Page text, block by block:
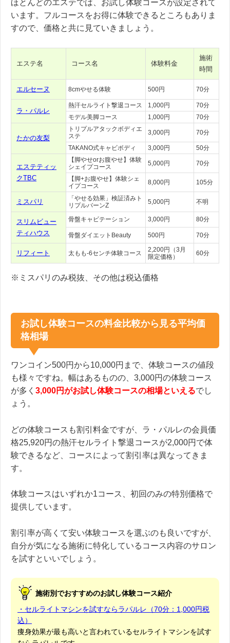
ほとんどのエステでは、お試し体験コースが設定されて
います。フルコースをお得に体験できるところもありま
すので、価格と共に見ていきましょう。
エステ名 コース名 体験料金
施術
時間
エルセーヌ 8cmやせる体験 500円 70分
ラ・パルレ
熱汗セルライト撃退コース 1,000円
70分
モデル美脚コース
1,000円 70分
たかの友梨
トリプルアタックボディエ
ステ
3,000円 70分
TAKANO式キャビボディ 3,000円 50分
エステティッ
クTBC
【脚やせorお腹やせ】体験
シェイプコース
5,000円 70分
【脚+お腹やせ】体験シェ
イプコース
8,000円 105分
ミスパリ
「やせる効果」検証済みト
リプルバーンZ
5,000円 不明
スリムビュー
ティハウス
骨盤キャビテーション 3,000円 80分
骨盤ダイエットBeauty 500円 70分
リフィート 太もも-6センチ体験コース
2,200円（3月
限定価格）
60分
※ミスパリのみ税抜、その他は税込価格
お試し体験コースの料金比較から見る平均価
格相場
ワンコイン500円から10,000円まで、体験コースの値段
も様々ですね。幅はあるものの、3,000円の体験コース
が多く 3,000円がお試し体験コースの相場といえるでし
ょう。
どの体験コースも割引料金ですが、ラ・パルレの会員価
格25,920円の熱汗セルライト撃退コースが2,000円で体
験できるなど、コースによって割引率は異なってきま
す。
体験コースはいずれか1コース、初回のみの特別価格で
提供しています。
割引率が高くて安い体験コースを選ぶのも良いですが、
自分が気になる施術に特化しているコース内容のサロン
を試すといいでしょう。
施術別でおすすめのお試し体験コース紹介
・セルライトマシンを試すならラパルレ（70分：1,000円税
込）
痩身効果が最も高いと言われているセルライトマシンを試す